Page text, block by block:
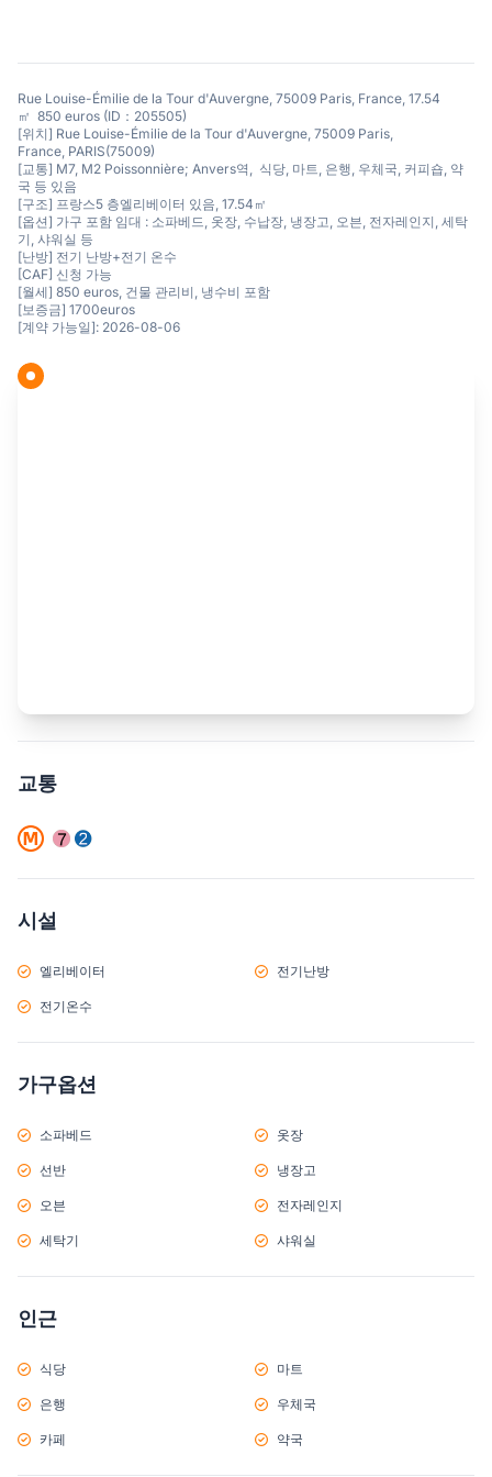
Rue Louise-Émilie de la Tour d'Auvergne, 75009 Paris, France, 17.54
㎡ 850 euros (ID：205505)
[위치] Rue Louise-Émilie de la Tour d'Auvergne, 75009 Paris,
France, PARIS(75009)
[교통] M7, M2 Poissonnière; Anvers역, 식당, 마트, 은행, 우체국, 커피숍, 약
국 등 있음
[구조] 프랑스5 층엘리베이터 있음, 17.54㎡
[옵션] 가구 포함 임대 : 소파베드, 옷장, 수납장, 냉장고, 오븐, 전자레인지, 세탁
기, 샤워실 등
[난방] 전기 난방+전기 온수
[CAF] 신청 가능
[월세] 850 euros, 건물 관리비, 냉수비 포함
[보증금] 1700euros
[계약 가능일]: 2026-08-06
교통
시설
엘리베이터 전기난방
전기온수
가구옵션
소파베드 옷장
선반 냉장고
오븐 전자레인지
세탁기 샤워실
인근
식당 마트
은행 우체국
카페 약국